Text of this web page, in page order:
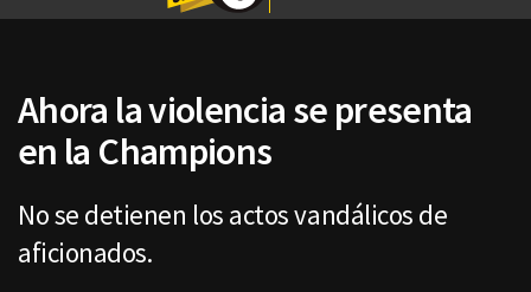
Ahora la violencia se presenta
en la Champions
No se detienen los actos vandálicos de
aficionados.